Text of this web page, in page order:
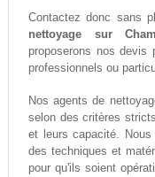
Contactez donc sans
nettoyage sur
proposerons nos devis
professionnels ou
Nos agents de
selon des critères
et leurs capacité. Nous
des techniques et
pour qu'ils soient